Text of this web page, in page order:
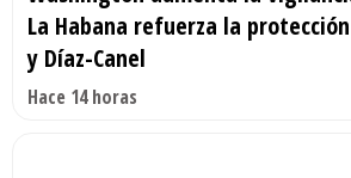
La Habana refuerza la
y Díaz-Canel
Hace 14 horas